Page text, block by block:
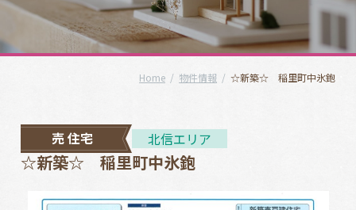
Home / 物件情報 /☆新築☆ 稲里町中氷鉋
売 住宅 北信エリア
☆新築☆ 稲里町中氷鉋